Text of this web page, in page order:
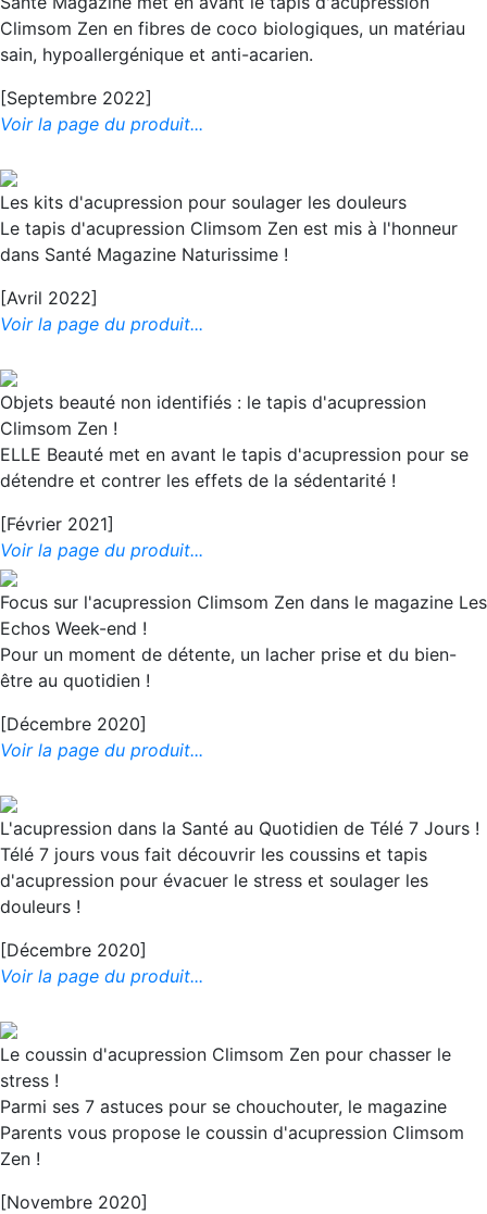
Climsom Zen en fibres de coco biologiques, un matériau
sain, hypoallergénique et anti-acarien.
[Septembre 2022]
Voir la page du produit...
Les kits d'acupression pour soulager les douleurs
Le tapis d'acupression Climsom Zen est mis à l'honneur
dans Santé Magazine Naturissime !
[Avril 2022]
Voir la page du produit...
Objets beauté non identifiés : le tapis d'acupression
Climsom Zen !
ELLE Beauté met en avant le tapis d'acupression pour se
détendre et contrer les effets de la sédentarité !
[Février 2021]
Voir la page du produit...
Focus sur l'acupression Climsom Zen dans le magazine Les
Echos Week-end !
Pour un moment de détente, un lacher prise et du bien-
être au quotidien !
[Décembre 2020]
Voir la page du produit...
L'acupression dans la Santé au Quotidien de Télé 7 Jours !
Télé 7 jours vous fait découvrir les coussins et tapis
d'acupression pour évacuer le stress et soulager les
douleurs !
[Décembre 2020]
Voir la page du produit...
Le coussin d'acupression Climsom Zen pour chasser le
stress !
Parmi ses 7 astuces pour se chouchouter, le magazine
Parents vous propose le coussin d'acupression Climsom
Zen !
[Novembre 2020]